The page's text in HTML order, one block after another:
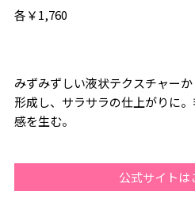
各￥1,760
みずみずしい液状テクスチャー
形成し、サラサラの仕上がりに
感を生む。
公式サイトは